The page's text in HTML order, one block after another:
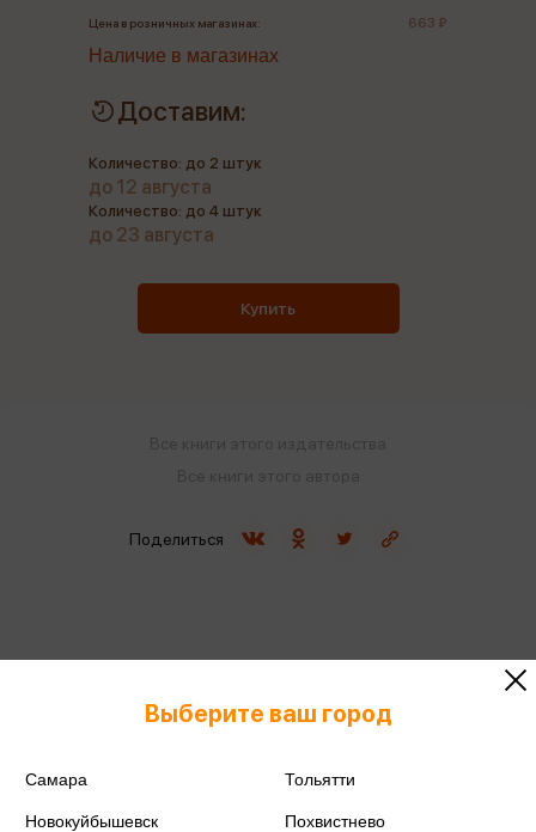
Цена в розничных магазинах: 663 ₽
Наличие в магазинах
Доставим:
Количество: до 2 штук
до 12 августа
Количество: до 4 штук
до 23 августа
Купить
Поделиться
Выберите ваш город
Самара Тольятти
Новокуйбышевск Похвистнево